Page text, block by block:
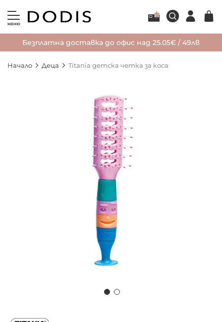
МЕНЮ
Безплатна доставка до офис над 25.05€ / 49лв
Начало Деца Titania детска четка за коса